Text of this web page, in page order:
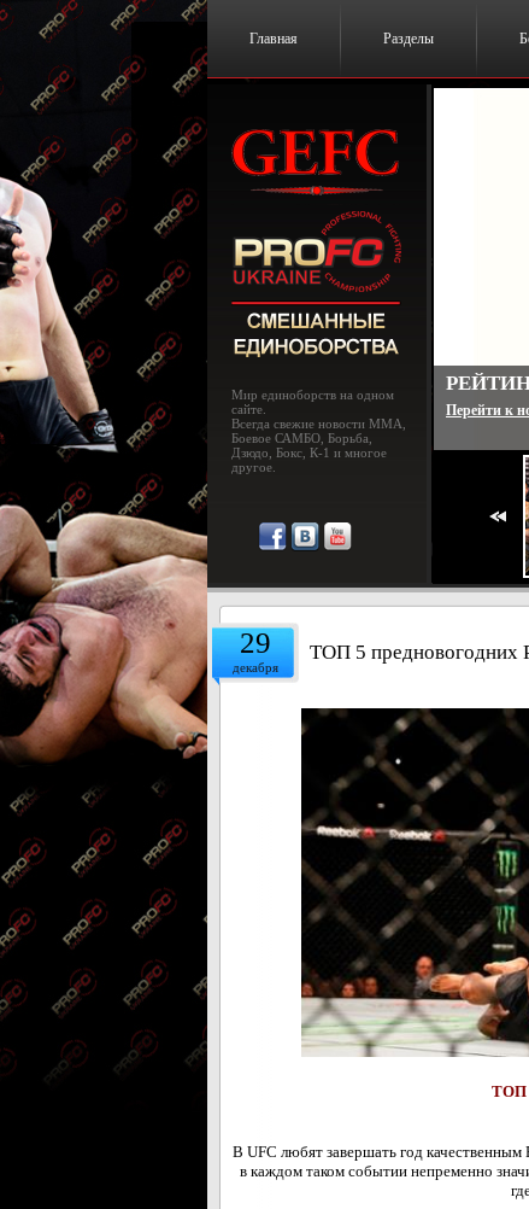
Главная Разделы
Мир единоборств на одном
сайте.
Всегда свежие новости MMA,
Боевое САМБО, Борьба,
Дзюдо, Бокс, К-1 и многое
другое.
UFC
Перейти к
29
декабря
ТОП 5 предновогодних
ТОП
В UFC любят завершать год
в каждом таком событии непременно